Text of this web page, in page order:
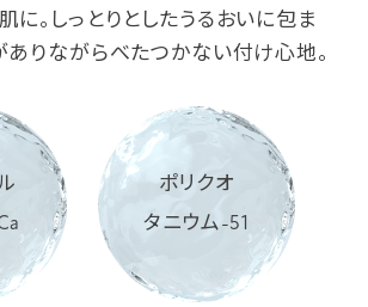
に。しっとりとしたうるおいに包ま
ありながらべたつかない付け心地。
ポリクオ
タニウム-51